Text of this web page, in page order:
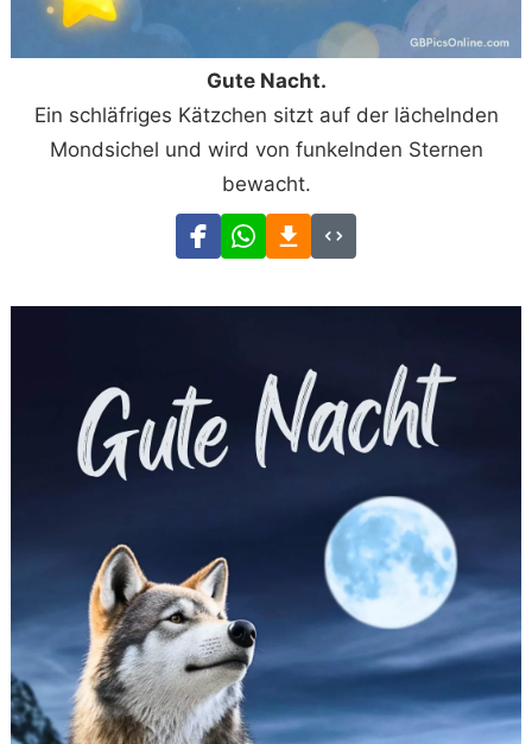
Gute Nacht.
Ein schläfriges Kätzchen sitzt auf der lächelnden
Mondsichel und wird von funkelnden Sternen
bewacht.